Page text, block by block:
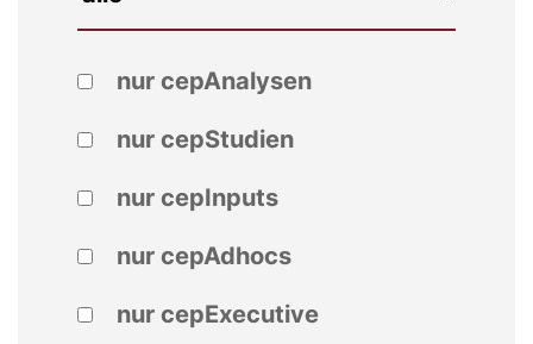
nur cepAnalysen
nur cepStudien
nur cepInputs
nur cepAdhocs
nur cepExecutive